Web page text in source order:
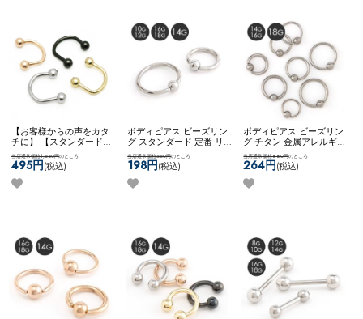
【お客様からの声をカタ
チに】 【スタンダード】
アレンジパーツ 弊社開発
商品 耳たぶ用 WFアレン
ジ ネコポスOK
ーナベル
当店通常価格1,650円のところ
495円(税込)
ボディピアス ビーズリン
グ スタンダード 定番 リ
ングピアス シンプル ネコ
ポスOKキャプティブビー
ズリング
当店通常価格660円のところ
198円(税込)
ボディピアス ビーズリン
グ チタン 金属アレルギー
対応 14G 16G 18G シンプ
ル ネコポスOK[ チタン ]
キャプティブビーズリン
グ
当店通常価格880円のところ
264円(税込)